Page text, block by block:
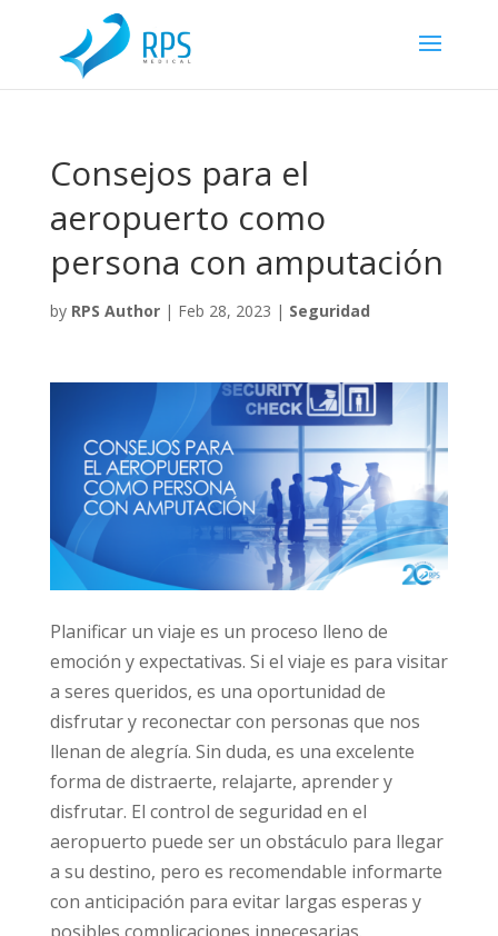
Consejos para el
aeropuerto como
persona con amputación
by RPS Author| Feb 28, 2023 | Seguridad
Planificar un viaje es un proceso lleno de
emoción y expectativas. Si el viaje es para visitar
a seres queridos, es una oportunidad de
disfrutar y reconectar con personas que nos
llenan de alegría. Sin duda, es una excelente
forma de distraerte, relajarte, aprender y
disfrutar. El control de seguridad en el
aeropuerto puede ser un obstáculo para llegar
a su destino, pero es recomendable informarte
con anticipación para evitar largas esperas y